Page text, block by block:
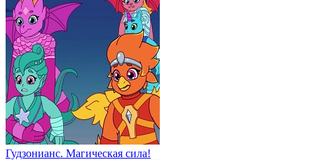
Гудзонианс. Магическая сила!